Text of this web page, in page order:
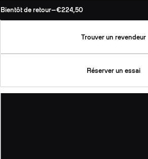
Bientôt de retour—€224,50
Trouver un revendeur
Réserver un essai